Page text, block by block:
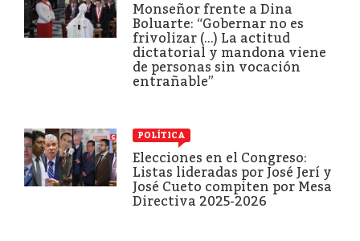
Monseñor frente a Dina
Boluarte: “Gobernar no es
frivolizar (...) La actitud
dictatorial y mandona viene
de personas sin vocación
entrañable”
POLÍTICA
Elecciones en el Congreso:
Listas lideradas por José Jerí y
José Cueto compiten por Mesa
Directiva 2025-2026